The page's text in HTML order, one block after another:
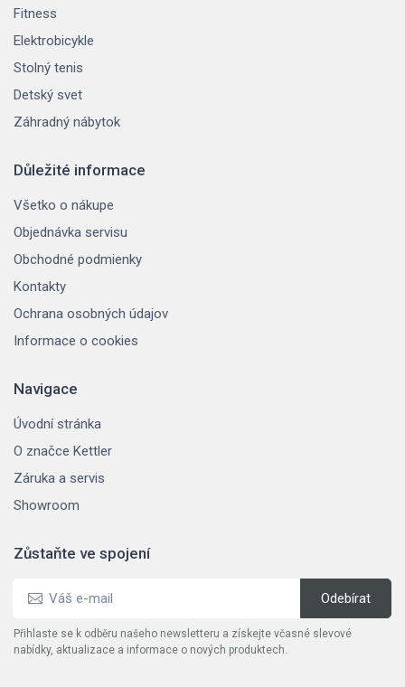
Fitness
Elektrobicykle
Stolný tenis
Detský svet
Záhradný nábytok
Důležité informace
Všetko o nákupe
Objednávka servisu
Obchodné podmienky
Kontakty
Ochrana osobných údajov
Informace o cookies
Navigace
Úvodní stránka
O značce Kettler
Záruka a servis
Showroom
Zůstaňte ve spojení
Přihlaste se k odběru našeho newsletteru a získejte včasné slevové
nabídky, aktualizace a informace o nových produktech.